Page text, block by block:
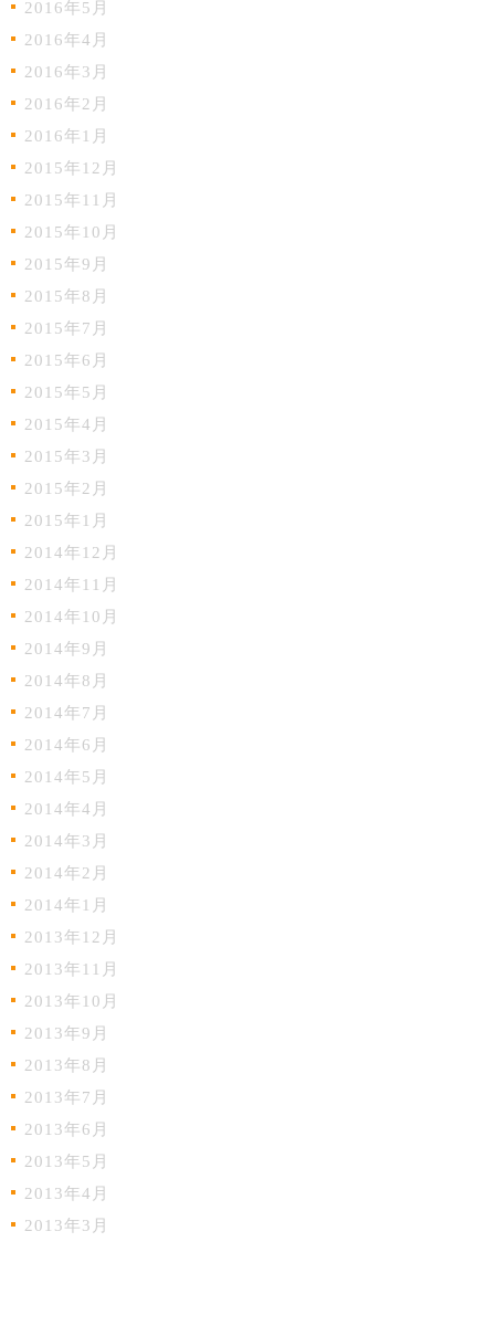
2016年5月
2016年4月
2016年3月
2016年2月
2016年1月
2015年12月
2015年11月
2015年10月
2015年9月
2015年8月
2015年7月
2015年6月
2015年5月
2015年4月
2015年3月
2015年2月
2015年1月
2014年12月
2014年11月
2014年10月
2014年9月
2014年8月
2014年7月
2014年6月
2014年5月
2014年4月
2014年3月
2014年2月
2014年1月
2013年12月
2013年11月
2013年10月
2013年9月
2013年8月
2013年7月
2013年6月
2013年5月
2013年4月
2013年3月